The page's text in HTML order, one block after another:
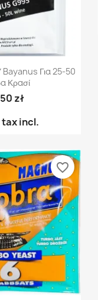
προβολήΓια 25-50
Κρασί
zł
tax incl.
favorite_border